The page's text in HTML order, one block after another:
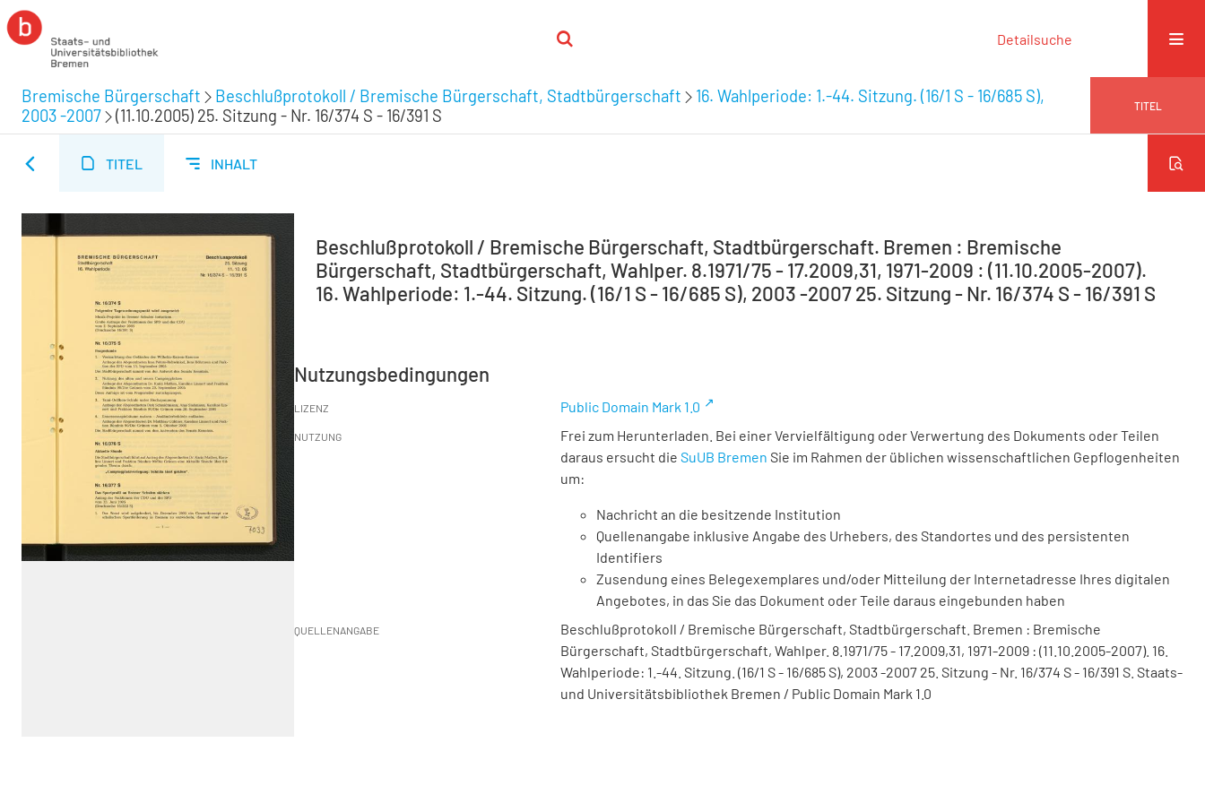
Detailsuche
Bremische Bürgerschaft Beschlußprotokoll / Bremische Bürgerschaft, Stadtbürgerschaft
16. Wahlperiode: 1.-44. Sitzung. (16/1 S - 16/685 S),
2003 -2007
(11.10.2005) 25. Sitzung - Nr. 16/374 S - 16/391 S TITEL
TITEL INHALT
Beschlußprotokoll / Bremische Bürgerschaft, Stadtbürgerschaft. Bremen : Bremische
Bürgerschaft, Stadtbürgerschaft, Wahlper. 8.1971/75 - 17.2009,31, 1971-2009 : (11.10.2005-2007).
16. Wahlperiode: 1.-44. Sitzung. (16/1 S - 16/685 S), 2003 -2007 25. Sitzung - Nr. 16/374 S - 16/391 S
Nutzungsbedingungen
LIZENZ Public Domain Mark 1.0
NUTZUNG
Frei zum Herunterladen. Bei einer Vervielfältigung oder Verwertung des Dokuments oder Teilen
daraus ersucht die SuUB Bremen Sie im Rahmen der üblichen wissenschaftlichen Gepflogenheiten
um:
Nachricht an die besitzende Institution
Quellenangabe inklusive Angabe des Urhebers, des Standortes und des persistenten
Identifiers
Zusendung eines Belegexemplares und/oder Mitteilung der Internetadresse Ihres digitalen
Angebotes, in das Sie das Dokument oder Teile daraus eingebunden haben
QUELLENANGABE
Beschlußprotokoll / Bremische Bürgerschaft, Stadtbürgerschaft. Bremen : Bremische
Bürgerschaft, Stadtbürgerschaft, Wahlper. 8.1971/75 - 17.2009,31, 1971-2009 : (11.10.2005-2007). 16.
Wahlperiode: 1.-44. Sitzung. (16/1 S - 16/685 S), 2003 -2007 25. Sitzung - Nr. 16/374 S - 16/391 S. Staats-
und Universitätsbibliothek Bremen / Public Domain Mark 1.0